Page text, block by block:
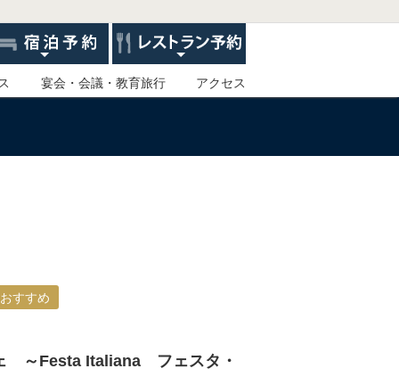
宴会・会議・教育旅行 アクセス
すすめ
ェ ～Festa Italiana フェスタ・